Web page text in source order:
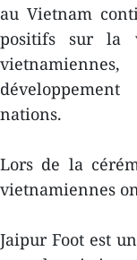
au Vietnam
positifs sur la
nations.
Lors de la
vietnamiennes
Jaipur Foot est